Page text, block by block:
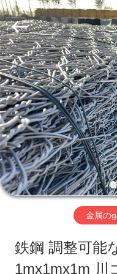
家
へ
製
品
オ
ー.
Copyright
©
2019
-
2026
Hebei
Nova
Metal
Wire
Mesh
Products
Co.,
Ltd..
All
Rights
Reserved.
金属の
鉄鋼 調整可能
1mx1mx1m 川